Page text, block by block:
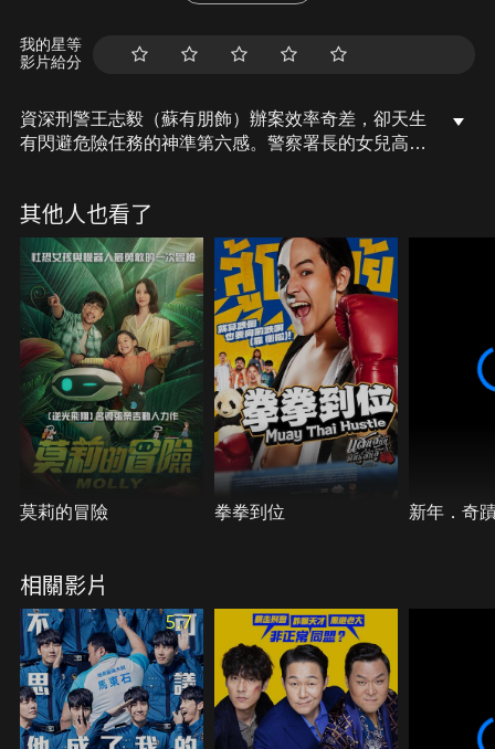
我的星等
影片給分
資深刑警王志毅（蘇有朋飾）辦案效率奇差，卻天生
有閃避危險任務的神準第六感。警察署長的女兒高依
調查可愛小狗死亡這種輕鬆差事。沒想到竟誤打誤撞
追查到通緝要犯的下落，更牽扯出一連串驚人的謀殺
案…
其他人也看了
莫莉的冒險 拳拳到位 新年．奇
相關影片
5.7